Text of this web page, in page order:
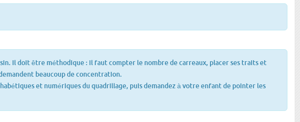
Il doit être méthodique : il faut compter le nombre de carreaux, placer ses traits et
beaucoup de concentration.
et numériques du quadrillage, puis demandez à votre enfant de pointer les